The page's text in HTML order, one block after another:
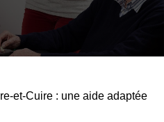
et-Cuire : une aide adaptée